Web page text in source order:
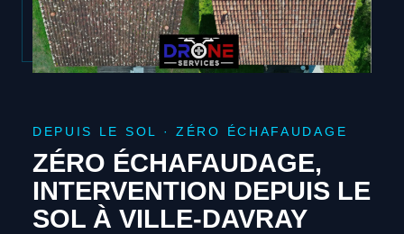
DEPUIS LE SOL · ZÉRO ÉCHAFAUDAGE
ZÉRO ÉCHAFAUDAGE,
INTERVENTION DEPUIS LE
SOL À VILLE-DAVRAY